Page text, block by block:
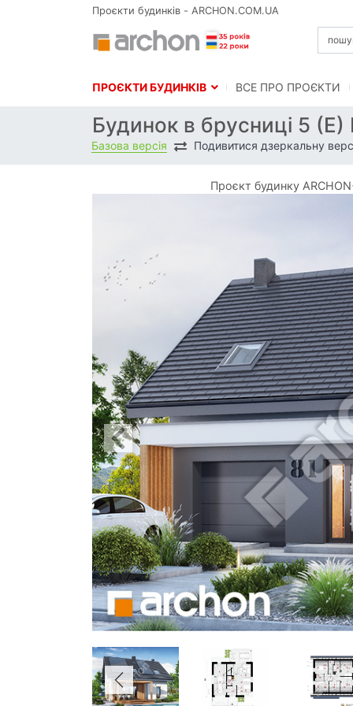
Проєкти будинків - ARCHON.COM.UA
ПРОЄКТИ БУДИНКІВ BСЕ ПРО ПРОЄКТИ
Будинок в брусниці 5
Базова версія Подивитися дзеркальну
Проєкт будинку